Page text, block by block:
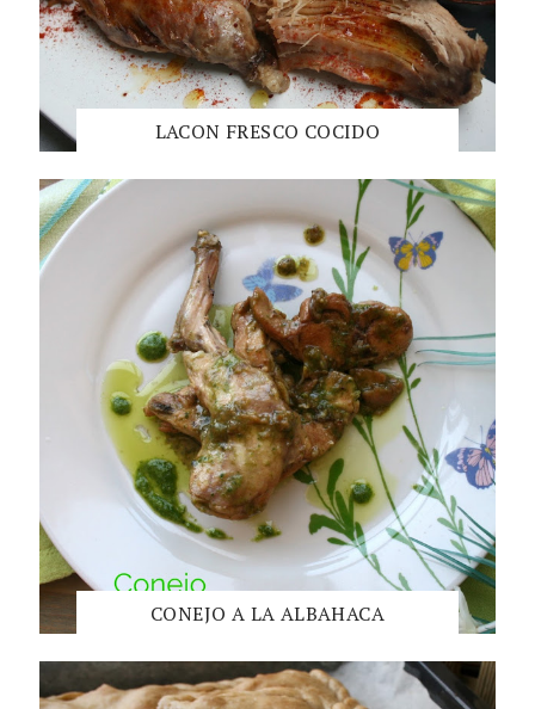
LACON FRESCO COCIDO
CONEJO A LA ALBAHACA